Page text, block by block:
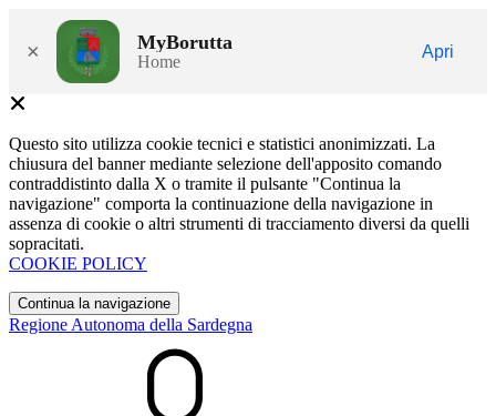
× MyBorutta
Home
Apri
Questo sito utilizza cookie tecnici e statistici anonimizzati. La
chiusura del banner mediante selezione dell'apposito comando
contraddistinto dalla X o tramite il pulsante "Continua la
navigazione" comporta la continuazione della navigazione in
assenza di cookie o altri strumenti di tracciamento diversi da quelli
sopracitati.
COOKIE POLICY
Continua la navigazione
Regione Autonoma della Sardegna